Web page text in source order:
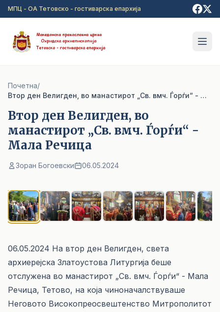
Прејди на главна содржина
МПЦ - ОА Тетовско - гостиварска епархија
Почетна/
Bтор ден Велигден, во манастирот „Св. вмч. Ѓорѓи“ - Мала Речица
Bтор ден Велигден, во
манастирот „Св. вмч. Ѓорѓи“ -
Мала Речица
Зоран Богоевски 06.05.2024
06.05.2024 На втор ден Велигден, света
архиерејска Златоустова Литургија беше
отслужена во манастирот „Св. вмч. Ѓорѓи“ - Мала
Речица, Тетово, на која чиноначалствуваше
Неговото Високопреосвештенство Митрополитот